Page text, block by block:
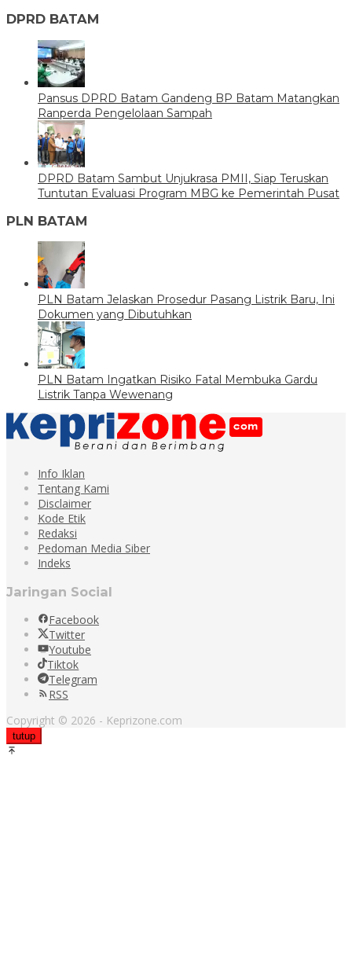
DPRD BATAM
Pansus DPRD Batam Gandeng BP Batam Matangkan
Ranperda Pengelolaan Sampah
DPRD Batam Sambut Unjukrasa PMII, Siap Teruskan
Tuntutan Evaluasi Program MBG ke Pemerintah Pusat
PLN BATAM
PLN Batam Jelaskan Prosedur Pasang Listrik Baru, Ini
Dokumen yang Dibutuhkan
PLN Batam Ingatkan Risiko Fatal Membuka Gardu
Listrik Tanpa Wewenang
Info Iklan
Tentang Kami
Disclaimer
Kode Etik
Redaksi
Pedoman Media Siber
Indeks
Jaringan Social
Facebook
Twitter
Youtube
Tiktok
Telegram
RSS
Copyright © 2026 - Keprizone.com
tutup